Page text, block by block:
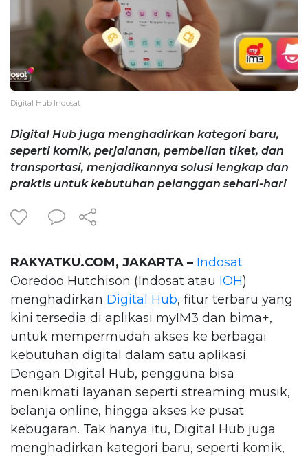
Digital Hub Indosat
Digital Hub juga menghadirkan kategori baru,
seperti komik, perjalanan, pembelian tiket, dan
transportasi, menjadikannya solusi lengkap dan
praktis untuk kebutuhan pelanggan sehari-hari
RAKYATKU.COM, JAKARTA – Indosat
Ooredoo Hutchison (Indosat atau IOH)
menghadirkan Digital Hub, fitur terbaru yang
kini tersedia di aplikasi myIM3 dan bima+,
untuk mempermudah akses ke berbagai
kebutuhan digital dalam satu aplikasi.
Dengan Digital Hub, pengguna bisa
menikmati layanan seperti streaming musik,
belanja online, hingga akses ke pusat
kebugaran. Tak hanya itu, Digital Hub juga
menghadirkan kategori baru, seperti komik,